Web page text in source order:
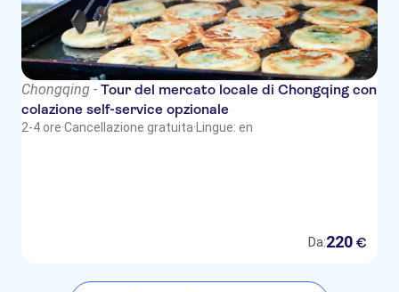
Chongqing - Tour del mercato locale di Chongqing con
colazione self-service opzionale
2-4 ore·Cancellazione gratuita· Lingue: en
Da:220 €